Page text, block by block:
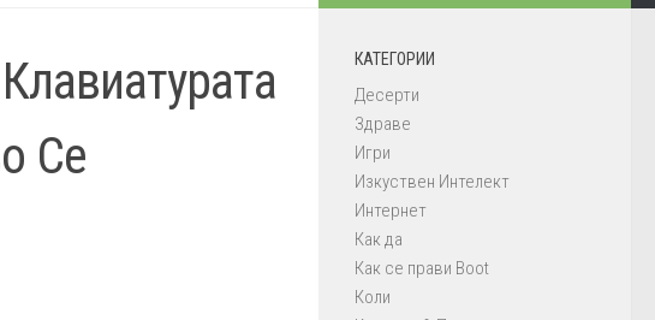
Се
КАТЕГОРИИ
Десерти
Здраве
Игри
Изкуствен Интелект
Интернет
Как да
Как се прави Boot
Коли